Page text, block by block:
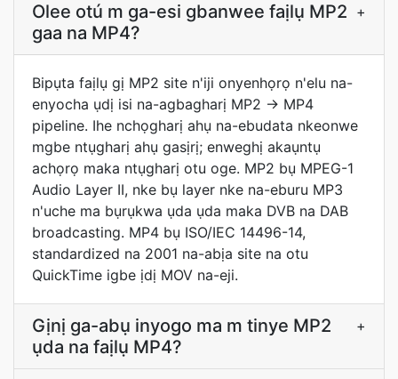
Olee otú m ga-esi gbanwee faịlụ MP2
gaa na MP4?
+
Bipụta faịlụ gị MP2 site n'iji onyenhọrọ n'elu na-
enyocha ụdị isi na-agbagharị MP2 → MP4
pipeline. Ihe nchọgharị ahụ na-ebudata nkeonwe
mgbe ntụgharị ahụ gasịrị; enweghị akaụntụ
achọrọ maka ntụgharị otu oge. MP2 bụ MPEG-1
Audio Layer II, nke bụ layer nke na-eburu MP3
n'uche ma bụrụkwa ụda ụda maka DVB na DAB
broadcasting. MP4 bụ ISO/IEC 14496-14,
standardized na 2001 na-abịa site na otu
QuickTime igbe ịdị MOV na-eji.
Gịnị ga-abụ inyogo ma m tinye MP2
ụda na faịlụ MP4?
+